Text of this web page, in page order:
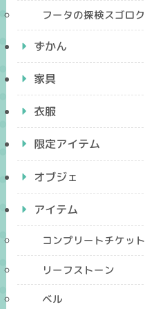
フータの探検スゴロク
ずかん
家具
衣服
限定アイテム
オブジェ
アイテム
コンプリートチケット
リーフストーン
ベル